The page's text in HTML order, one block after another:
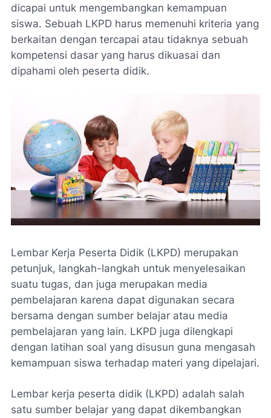
dicapai untuk mengembangkan kemampuan
siswa. Sebuah LKPD harus memenuhi kriteria yang
berkaitan dengan tercapai atau tidaknya sebuah
kompetensi dasar yang harus dikuasai dan
dipahami oleh peserta didik.
Lembar Kerja Peserta Didik (LKPD) merupakan
petunjuk, langkah-langkah untuk menyelesaikan
suatu tugas, dan juga merupakan media
pembelajaran karena dapat digunakan secara
bersama dengan sumber belajar atau media
pembelajaran yang lain. LKPD juga dilengkapi
dengan latihan soal yang disusun guna mengasah
kemampuan siswa terhadap materi yang dipelajari.
Lembar kerja peserta didik (LKPD) adalah salah
satu sumber belajar yang dapat dikembangkan